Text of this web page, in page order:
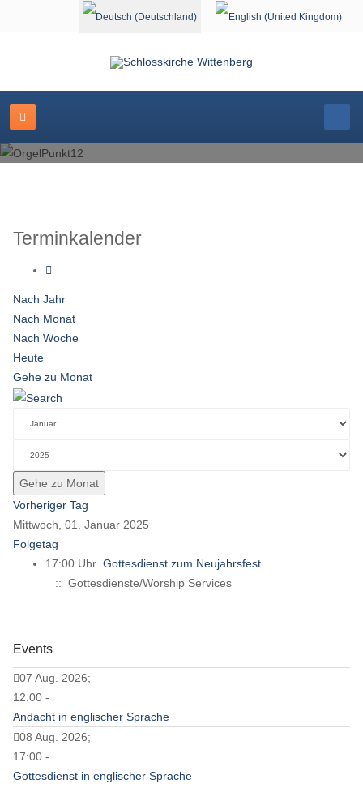
Sprache auswählen
Terminkalender
Nach Jahr
Nach Monat
Nach Woche
Heute
Gehe zu Monat
Gehe zu Monat
Vorheriger Tag
Mittwoch, 01. Januar 2025
Folgetag
17:00 Uhr Gottesdienst zum Neujahrsfest
:: Gottesdienste/Worship Services
Events
07 Aug. 2026;
12:00 -
Andacht in englischer Sprache
08 Aug. 2026;
17:00 -
Gottesdienst in englischer Sprache